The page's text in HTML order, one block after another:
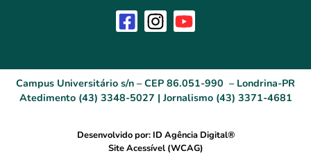
Campus Universitário s/n – CEP 86.051-990 – Londrina-PR
Atedimento (43) 3348-5027 | Jornalismo (43) 3371-4681
Desenvolvido por: ID Agência Digital®
Site Acessível (WCAG)